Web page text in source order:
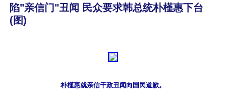
陷"亲信门"丑闻 民众要求韩总统朴槿惠下台
(图)